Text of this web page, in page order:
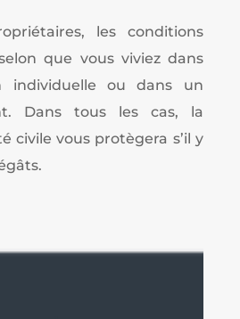
les conditions
que vous viviez dans
individuelle ou dans un
Dans tous les cas, la
civile vous protègera s’il y